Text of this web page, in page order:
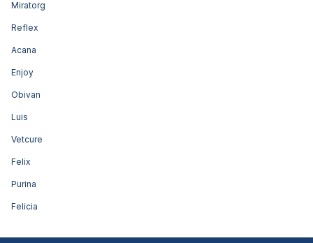
Miratorg
Reflex
Acana
Enjoy
Obivan
Luis
Vetcure
Felix
Purina
Felicia